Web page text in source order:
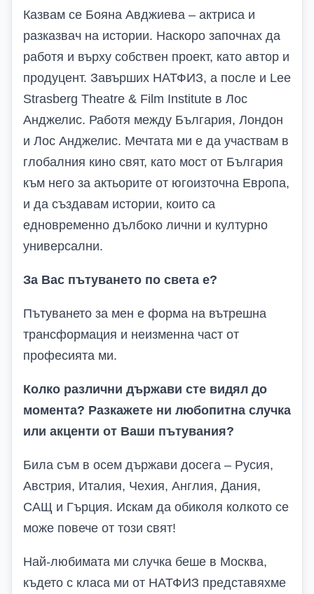
Казвам се Бояна Авджиева – актриса и
разказвач на истории. Наскоро започнах да
работя и върху собствен проект, като автор и
продуцент. Завърших НАТФИЗ, а после и Lee
Strasberg Theatre & Film Institute в Лос
Анджелис. Работя между България, Лондон
и Лос Анджелис. Мечтата ми е да участвам в
глобалния кино свят, като мост от България
към него за актьорите от югоизточна Европа,
и да създавам истории, които са
едновременно дълбоко лични и културно
универсални.
За Вас пътуването по света е?
Пътуването за мен е форма на вътрешна
трансформация и неизменна част от
професията ми.
Колко различни държави сте видял до
момента? Разкажете ни любопитна случка
или акценти от Ваши пътувания?
Била съм в осем държави досега – Русия,
Австрия, Италия, Чехия, Англия, Дания,
САЩ и Гърция. Искам да обиколя колкото се
може повече от този свят!
Най-любимата ми случка беше в Москва,
където с класа ми от НАТФИЗ представяхме